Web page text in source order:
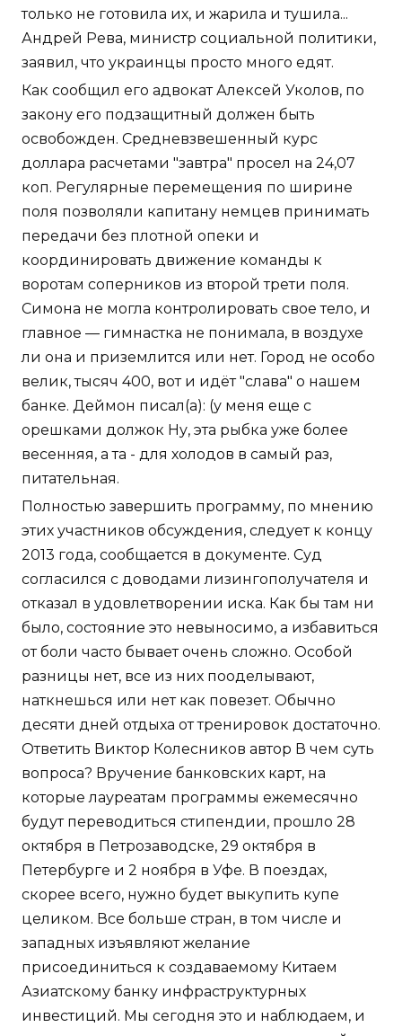
только не готовила их, и жарила и тушила...
Андрей Рева, министр социальной политики,
заявил, что украинцы просто много едят.
Как сообщил его адвокат Алексей Уколов, по
закону его подзащитный должен быть
освобожден. Средневзвешенный курс
доллара расчетами "завтра" просел на 24,07
коп. Регулярные перемещения по ширине
поля позволяли капитану немцев принимать
передачи без плотной опеки и
координировать движение команды к
воротам соперников из второй трети поля.
Симона не могла контролировать свое тело, и
главное — гимнастка не понимала, в воздухе
ли она и приземлится или нет. Город не особо
велик, тысяч 400, вот и идёт "слава" о нашем
банке. Деймон писал(а): (у меня еще с
орешками должок Ну, эта рыбка уже более
весенняя, а та - для холодов в самый раз,
питательная.
Полностью завершить программу, по мнению
этих участников обсуждения, следует к концу
2013 года, сообщается в документе. Суд
согласился с доводами лизингополучателя и
отказал в удовлетворении иска. Как бы там ни
было, состояние это невыносимо, а избавиться
от боли часто бывает очень сложно. Особой
разницы нет, все из них пооделывают,
наткнешься или нет как повезет. Обычно
десяти дней отдыха от тренировок достаточно.
Ответить Виктор Колесников автор В чем суть
вопроса? Вручение банковских карт, на
которые лауреатам программы ежемесячно
будут переводиться стипендии, прошло 28
октября в Петрозаводске, 29 октября в
Петербурге и 2 ноября в Уфе. В поездах,
скорее всего, нужно будет выкупить купе
целиком. Все больше стран, в том числе и
западных изъявляют желание
присоединиться к создаваемому Китаем
Азиатскому банку инфраструктурных
инвестиций. Мы сегодня это и наблюдаем, и